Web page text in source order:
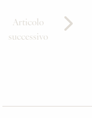
Articolo
successivo